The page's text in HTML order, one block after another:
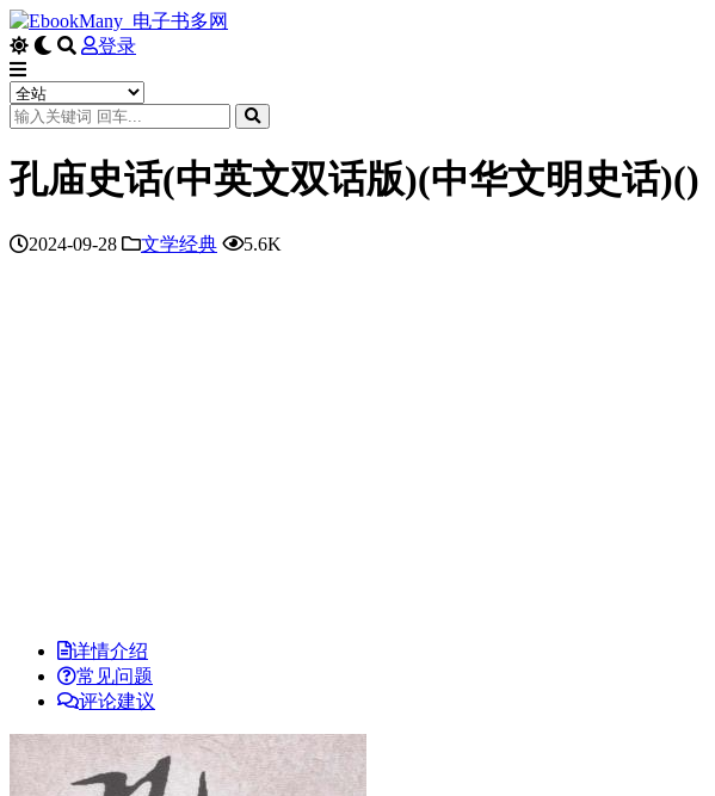
登录
孔庙史话(中英文双话版)(中华文明史话)()
2024-09-28 文学经典 5.6K
详情介绍
常见问题
评论建议